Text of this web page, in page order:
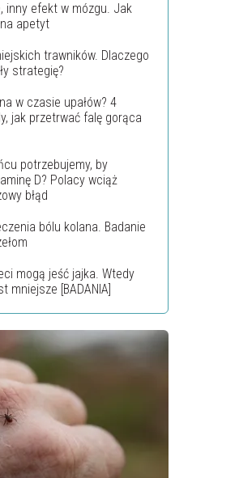
inny efekt w mózgu. Jak
apetyt
trawników. Dlaczego
strategię?
w czasie upałów? 4
jak przetrwać falę gorąca
potrzebujemy, by
D? Polacy wciąż
błąd
bólu kolana. Badanie
mogą jeść jajka. Wtedy
mniejsze [BADANIA]